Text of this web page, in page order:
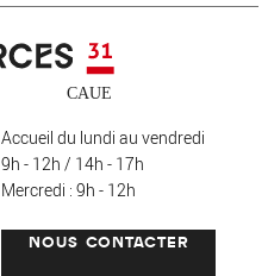
Accueil du lundi au vendredi
9h - 12h / 14h - 17h
Mercredi : 9h - 12h
NOUS CONTACTER